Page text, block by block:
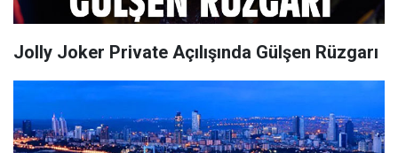
Jolly Joker Private Açılışında Gülşen Rüzgarı